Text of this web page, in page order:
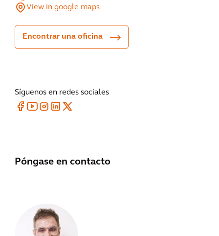
View in google maps
Encontrar una oficina
Síguenos en redes sociales
Póngase en contacto